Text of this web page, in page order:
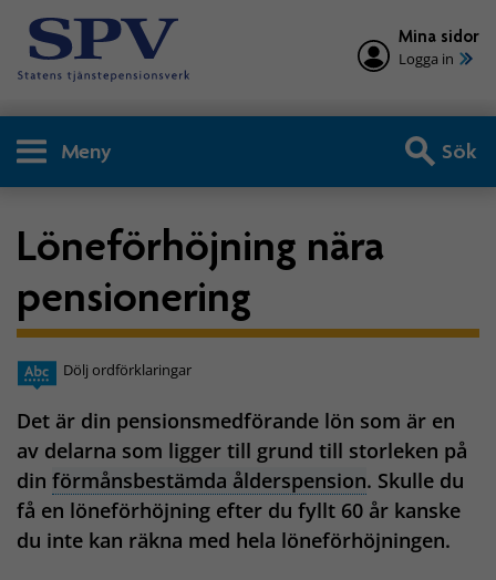
Mina sidor
Logga in
Meny Sök
Löneförhöjning nära
pensionering
Dölj ordförklaringar
Det är din pensionsmedförande lön som är en
av delarna som ligger till grund till storleken på
din förmånsbestämda ålderspension. Skulle du
få en löneförhöjning efter du fyllt 60 år kanske
du inte kan räkna med hela löneförhöjningen.